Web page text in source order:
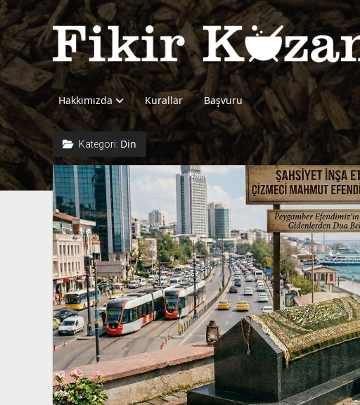
Fikir
Kazanı
Hakkımızda Kurallar Başvuru
Kategori: Din